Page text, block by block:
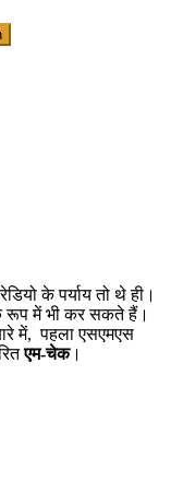
के पर्याय तो थे ही।
रूप में भी कर सकते हैं।
में, पहला एसएमएस
एम-चेक।